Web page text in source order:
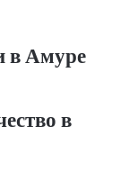
в Амуре
в